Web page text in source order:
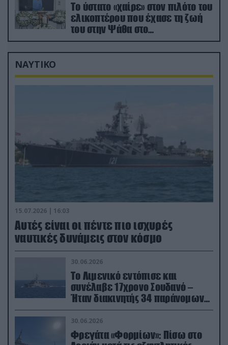
Το ύστατο «χαίρε» στον πιλότο του
ελικοπτέρου που έχασε τη ζωή
του στην Ψάθα στο
αποτεφρωτήριο Ριτσώνας
ΝΑΥΤΙΚΟ
15.07.2026 | 16:03
Aυτές είναι οι πέντε πιο ισχυρές
ναυτικές δυνάμεις στον κόσμο
30.06.2026
Το Λιμενικό εντόπισε και
συνέλαβε 17χρονο Σουδανό –
Ήταν διακινητής 34 παράνομων
μεταναστών
30.06.2026
Φρεγάτα «Φορμίων»: Πίσω στο